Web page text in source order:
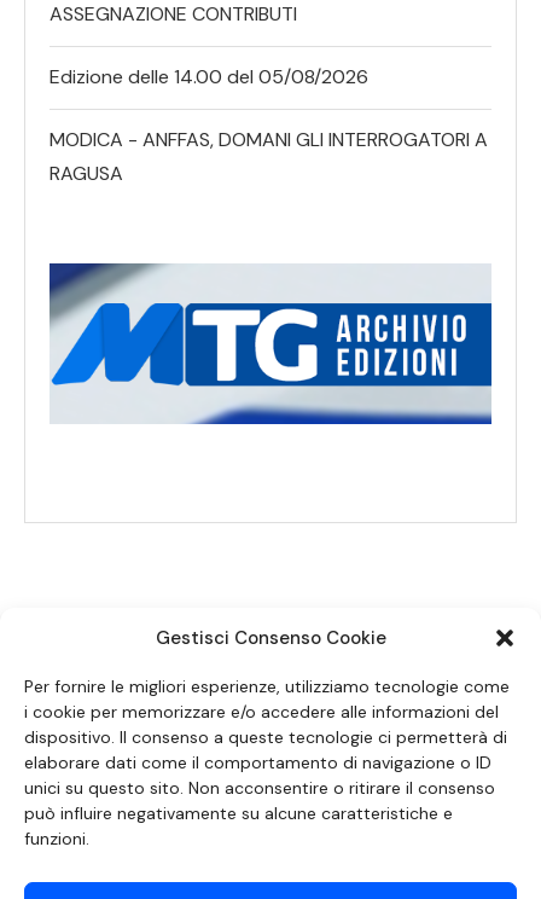
Gestisci Consenso Cookie
Per fornire le migliori esperienze, utilizziamo tecnologie come
i cookie per memorizzare e/o accedere alle informazioni del
dispositivo. Il consenso a queste tecnologie ci permetterà di
elaborare dati come il comportamento di navigazione o ID
unici su questo sito. Non acconsentire o ritirare il consenso
può influire negativamente su alcune caratteristiche e
funzioni.
ASSEGNAZIONE CONTRIBUTI
Edizione delle 14.00 del 05/08/2026
MODICA - ANFFAS, DOMANI GLI INTERROGATORI A
RAGUSA
SEGUICI SUI SOCIAL